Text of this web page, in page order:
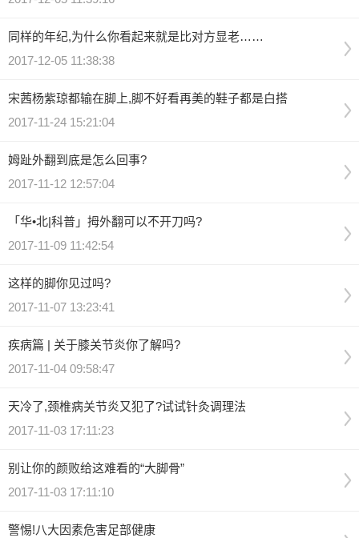
同样的年纪,为什么你看起来就是比对方显老……
2017-12-05 11:38:38
宋茜杨紫琼都输在脚上,脚不好看再美的鞋子都是白搭
2017-11-24 15:21:04
姆趾外翻到底是怎么回事?
2017-11-12 12:57:04
「华•北|科普」拇外翻可以不开刀吗?
2017-11-09 11:42:54
这样的脚你见过吗?
2017-11-07 13:23:41
疾病篇 | 关于膝关节炎你了解吗?
2017-11-04 09:58:47
天冷了,颈椎病关节炎又犯了?试试针灸调理法
2017-11-03 17:11:23
别让你的颜败给这难看的“大脚骨”
2017-11-03 17:11:10
警惕!八大因素危害足部健康